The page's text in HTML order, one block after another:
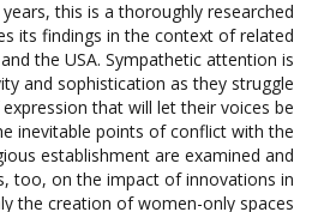
this is a thoroughly researched
its findings in the context of related
the USA. Sympathetic attention is
and sophistication as they struggle
that will let their voices be
inevitable points of conflict with the
establishment are examined and
too, on the impact of innovations in
the creation of women-only spaces